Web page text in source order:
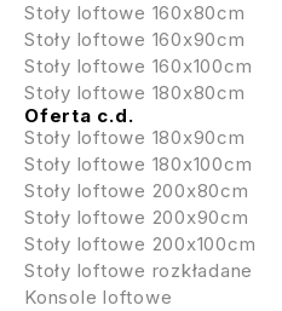
Stoły loftowe 160x80cm
Stoły loftowe 160x90cm
Stoły loftowe 160x100cm
Stoły loftowe 180x80cm
Oferta c.d.
Stoły loftowe 180x90cm
Stoły loftowe 180x100cm
Stoły loftowe 200x80cm
Stoły loftowe 200x90cm
Stoły loftowe 200x100cm
Stoły loftowe rozkładane
Konsole loftowe